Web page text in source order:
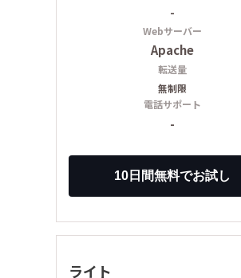
-
Webサーバー
Apache
転送量
無制限
電話サポート
-
ライト